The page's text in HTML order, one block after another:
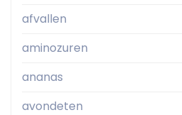
afvallen
aminozuren
ananas
avondeten